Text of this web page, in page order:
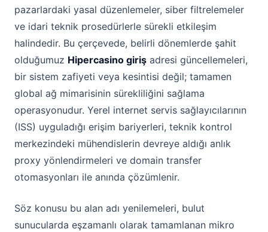
pazarlardaki yasal düzenlemeler, siber filtrelemeler
ve idari teknik prosedürlerle sürekli etkileşim
halindedir. Bu çerçevede, belirli dönemlerde şahit
olduğumuz Hipercasino giriş adresi güncellemeleri,
bir sistem zafiyeti veya kesintisi değil; tamamen
global ağ mimarisinin sürekliliğini sağlama
operasyonudur. Yerel internet servis sağlayıcılarının
(ISS) uyguladığı erişim bariyerleri, teknik kontrol
merkezindeki mühendislerin devreye aldığı anlık
proxy yönlendirmeleri ve domain transfer
otomasyonları ile anında çözümlenir.
Söz konusu bu alan adı yenilemeleri, bulut
sunucularda eşzamanlı olarak tamamlanan mikro